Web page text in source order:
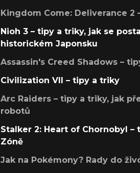
Kingdom Come: Deliverance 2
Nioh 3 – tipy a triky, jak se
historickém Japonsku
Assassin's Creed Shadows –
Civilization VII – tipy a triky
Arc Raiders – tipy a triky, jak
robotů
Stalker 2: Heart of Chornobyl
Zóně
Jak na Pokémony? Rady do